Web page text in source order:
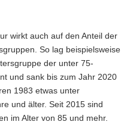
wirkt auch auf den Anteil der
So lag beispielsweise
der unter 75-
und sank bis zum Jahr 2020
1983 etwas unter
und älter. Seit 2015 sind
im Alter von 85 und mehr.